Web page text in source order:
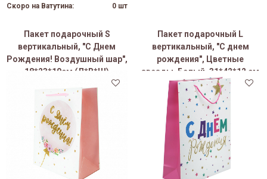
Скоро на Ватутина:
0 шт
Пакет подарочный S
вертикальный, "С Днем
Рождения! Воздушный шар",
18*23*10см (Д*В*Ш)
Пакет подарочный L
вертикальный, "С днем
рождения", Цветные
звезды, Белый, 31*42*12 см
(Д*В*Ш)